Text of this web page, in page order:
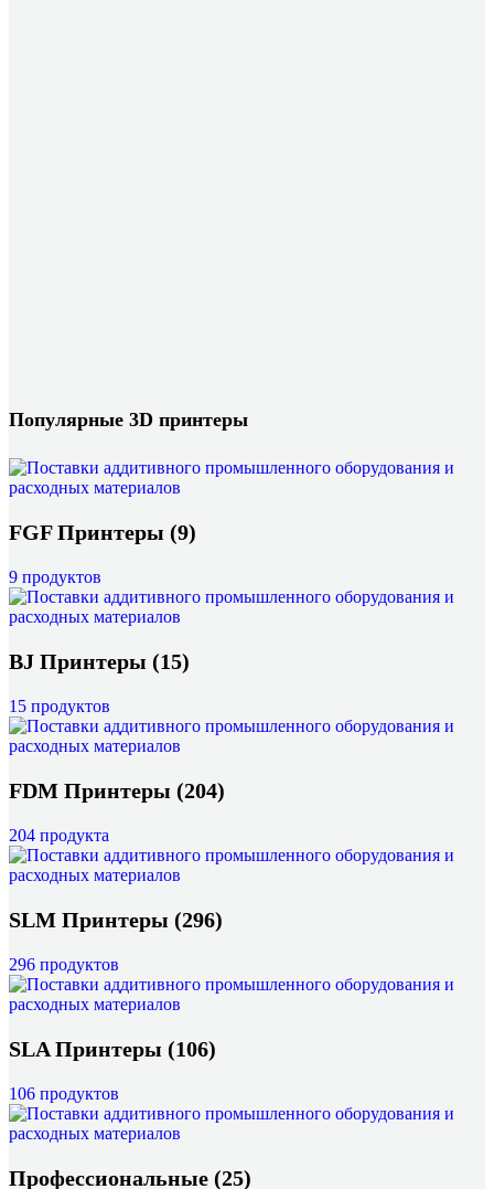
Популярные 3D принтеры
FGF Принтеры (9)
9 продуктов
BJ Принтеры (15)
15 продуктов
FDM Принтеры (204)
204 продукта
SLM Принтеры (296)
296 продуктов
SLA Принтеры (106)
106 продуктов
Профессиональные (25)